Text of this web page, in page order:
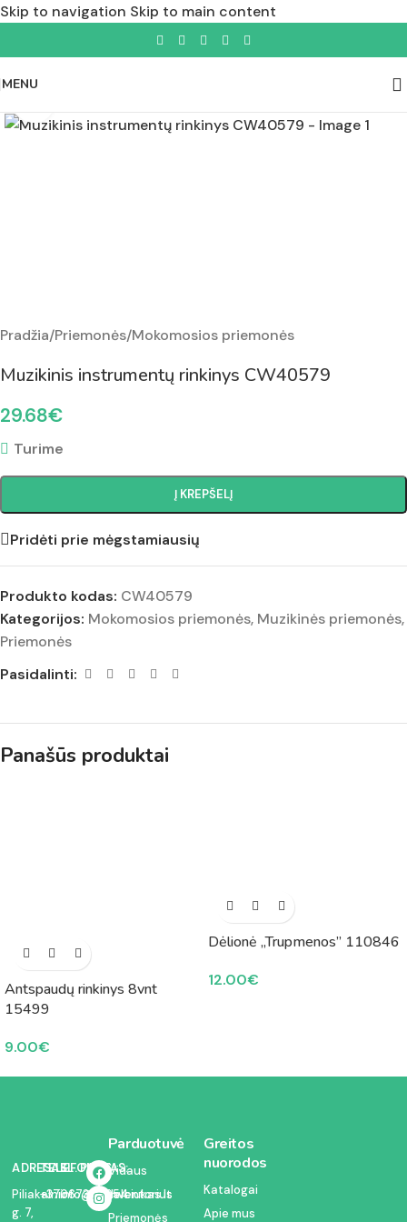
Skip to navigation Skip to main content
MENU
Pradžia/Priemonės/Mokomosios priemonės
Muzikinis instrumentų rinkinys CW40579
29.68€
Turime
Į KREPŠELĮ
Pridėti prie mėgstamiausių
Produkto kodas: CW40579
Kategorijos: Mokomosios priemonės, Muzikinės priemonės,
Priemonės
Pasidalinti:
Panašūs produktai
Antspaudų rinkinys 8vnt
15499
9.00€
Dėlionė „Trupmenos” 110846
12.00€
ADRESAS:
Piliakalnio
g. 7,
TELEFONAS:
+37067350054
EL. PAŠTAS:
info@kodelciukas.lt
Parduotuvė
Vidaus
inventorius
Priemonės
Greitos
nuorodos
Katalogai
Apie mus